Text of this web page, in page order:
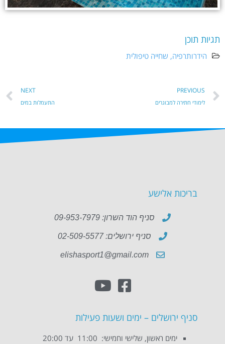
תגיות תוכן
הידרותרפיה, שחייה טיפולית
PREVIOUS
לימודי חתירה למבוגרים
NEXT
התעמלות במים
בריכות אלישע
סניף הוד השרון: 09-953-7979
סניף ירושלים: 02-509-5577
elishasport1@gmail.com
סניף ירושלים – ימים ושעות פעילות
ימים ראשון, שלישי וחמישי: 11:00 עד 20:00